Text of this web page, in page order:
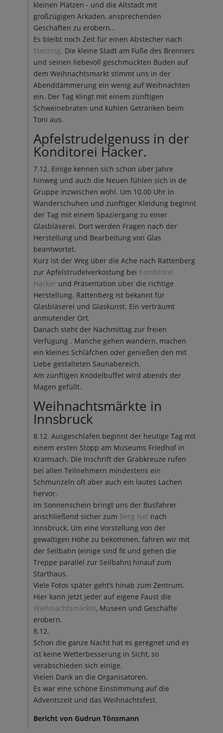
kleinen Plätzen - und die Altstadt mit
großzügigen Arkaden, ansprechenden
Geschäften zu erobern..
Es bleibt noch Zeit für einen Abstecher nach
Sterzing. Die kleine Stadt am Fuße des Brenners
und seinen liebevoll geschmückten Buden auf
dem Weihnachtsmarkt stimmt uns in der
Abenddämmerung ein wenig auf Weihnachten
ein. Der Tag klingt mit einem zünftigen
Schweinebraten und kühlen Getränken beim
Toni aus.
Apfelstrudelgenuss in der
Konditorei Hacker.
7.12. Einige kennen sich schon über Jahre
hinweg und auch die Neuen fühlen sich in de
Gruppe inzwischen wohl. Um 10.00 Uhr in
Wanderschuhen und zünftiger Kleidung beginnt
der Tag mit einem Spaziergang zu einer
Glasbläserei. Dort werden Fragen nach der
Herstellung und Bearbeitung von Glas
beantwortet.
Kurz ist der Weg über die Ache nach Rattenberg
zur Apfelstrudelverkostung bei Konditorei
Hacker und Präsentation über die richtige
Herstellung. Rattenberg ist bekannt für
Glasbläserei und Glaskunst. Ein verträumt
anmutender Ort.
Danach steht der Nachmittag zur freien
Verfügung . Manche gehen wandern, machen
ein kleines Schläfchen oder genießen den mit
Liebe gestalteten Saunabereich.
Am zünftigen Knödelbuffet wird abends der
Magen gefüllt.
Weihnachtsmärkte in
Innsbruck
8.12. Ausgeschlafen beginnt der heutige Tag mit
einem ersten Stopp am Museums Friedhof in
Kramsach. Die Inschrift der Grabkreuze rufen
bei allen Teilnehmern mindestens ein
Schmunzeln oft aber auch ein lautes Lachen
hervor.
Im Sonnenschein bringt uns der Busfahrer
anschließend sicher zum Berg Isel nach
Innsbruck. Um eine Vorstellung von der
gewaltigen Höhe zu bekommen, fahren wir mit
der Seilbahn (einige sind fit und gehen die
Treppe parallel zur Seilbahn) hinauf zum
Starthaus.
Viele Fotos später geht’s hinab zum Zentrum.
Hier kann jetzt jeder auf eigene Faust die
Weihnachtsmärkte, Museen und Geschäfte
erobern.
8.12.
Schon die ganze Nacht hat es geregnet und es
ist keine Wetterbesserung in Sicht, so
verabschieden sich einige.
Vielen Dank an die Organisatoren.
Es war eine schöne Einstimmung auf die
Adventszeit und das Weihnachtsfest.
Bericht von Gudrun Tönsmann